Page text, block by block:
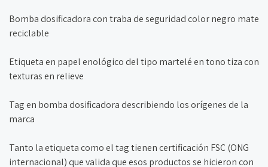
Bomba dosificadora con traba de seguridad color negro mate
reciclable
Etiqueta en papel enológico del tipo martelé en tono tiza con
texturas en relieve
Tag en bomba dosificadora describiendo los orígenes de la
marca
Tanto la etiqueta como el tag tienen certificación FSC (ONG
internacional) que valida que esos productos se hicieron con